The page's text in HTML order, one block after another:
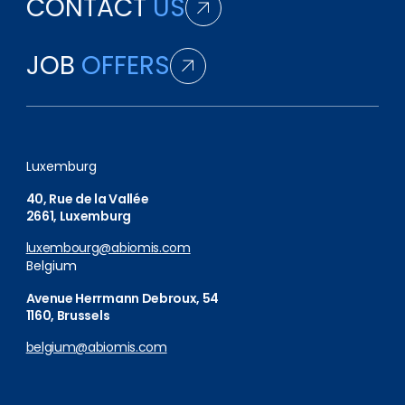
CONTACT US
JOB OFFERS
Luxemburg
40, Rue de la Vallée
2661, Luxemburg
luxembourg@abiomis.com
Belgium
Avenue Herrmann Debroux, 54
1160, Brussels
belgium@abiomis.com